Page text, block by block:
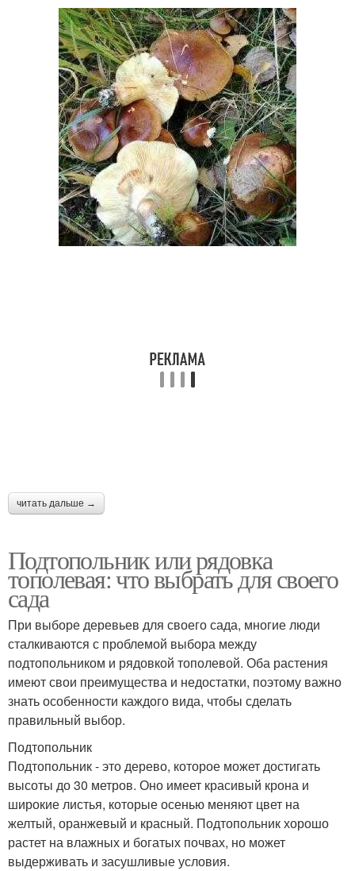
читать дальше →
Подтопольник или рядовка
тополевая: что выбрать для своего
сада
При выборе деревьев для своего сада, многие люди
сталкиваются с проблемой выбора между
подтопольником и рядовкой тополевой. Оба растения
имеют свои преимущества и недостатки, поэтому важно
знать особенности каждого вида, чтобы сделать
правильный выбор.
Подтопольник
Подтопольник - это дерево, которое может достигать
высоты до 30 метров. Оно имеет красивый крона и
широкие листья, которые осенью меняют цвет на
желтый, оранжевый и красный. Подтопольник хорошо
растет на влажных и богатых почвах, но может
выдерживать и засушливые условия.